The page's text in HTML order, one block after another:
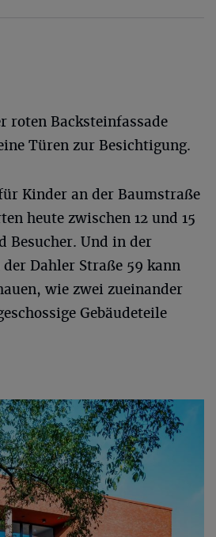
roten Backsteinfassade
Türen zur Besichtigung.
Kinder an der Baumstraße
heute zwischen 12 und 15
Besucher. Und in der
Dahler Straße 59 kann
wie zwei zueinander
Gebäudeteile